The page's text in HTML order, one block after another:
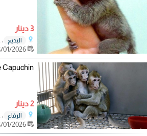
3 دينار
البديع
، Riffa
08/01/2026
Capuchin
2 دينار
الرفاع
، Riffa
08/01/2026